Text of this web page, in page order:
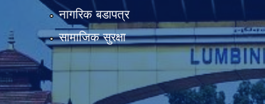
नागरिक बडापत्र
सामाजिक सुरक्षा